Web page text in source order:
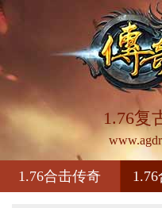
1.76复
1.76合击传奇